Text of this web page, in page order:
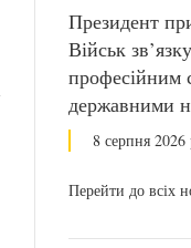
Президент
Військ
професійним
державними
8 серпня
Перейти до всіх